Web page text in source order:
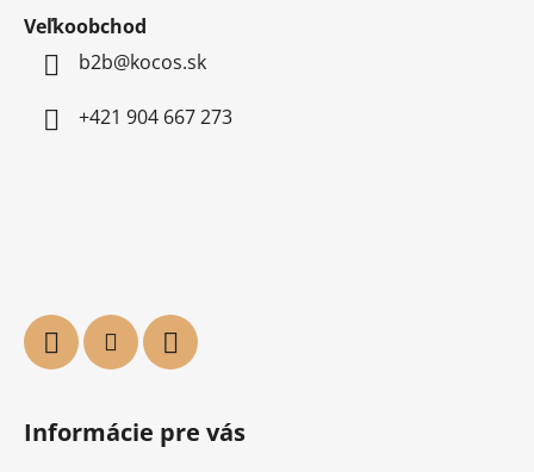
Veľkoobchod
b2b@kocos.sk
+421 904 667 273
Informácie pre vás